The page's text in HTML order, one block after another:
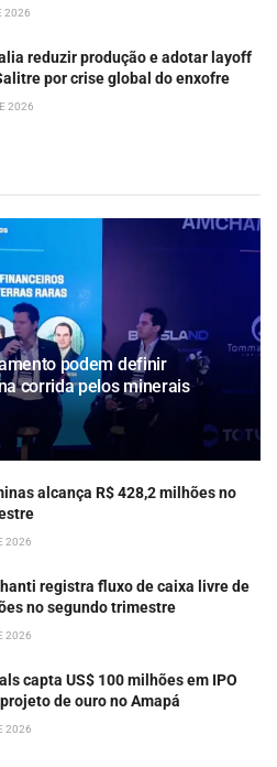
2026
reduzir produção e adotar layoff
por crise global do enxofre
2026
podem definir
corrida pelos minerais
alcança R$ 428,2 milhões no
2026
registra fluxo de caixa livre de
no segundo trimestre
2026
capta US$ 100 milhões em IPO
de ouro no Amapá
2026